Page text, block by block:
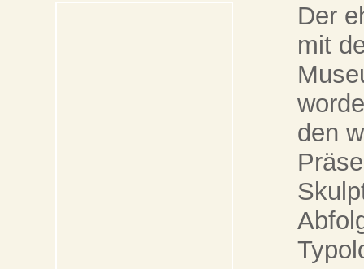
Der
mit
den